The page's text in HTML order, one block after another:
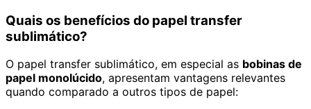
Quais os benefícios do papel transfer
sublimático?
O papel transfer sublimático, em especial as bobinas de
papel monolúcido, apresentam vantagens relevantes
quando comparado a outros tipos de papel: